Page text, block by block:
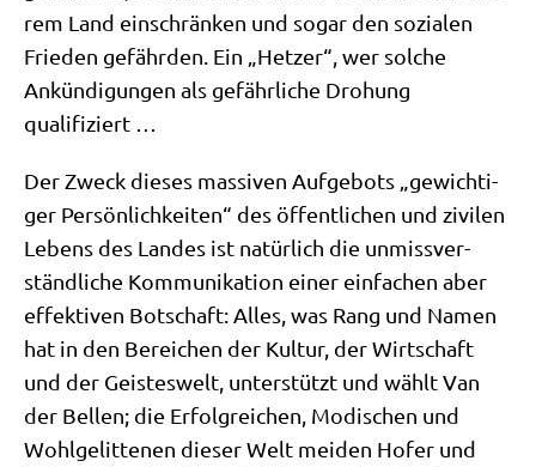
rem Land ein­schrän­ken und sogar den sozia­len
Frie­den gefähr­den. Ein „Het­zer“, wer sol­che
Ankün­di­gun­gen als gefähr­li­che Dro­hung
qualifiziert …
Der Zweck die­ses mas­si­ven Auf­ge­bots „gewich­ti­
ger Per­sön­lich­kei­ten“ des öffent­li­chen und zivi­len
Lebens des Lan­des ist natür­lich die unmiss­ver­
ständ­li­che Kom­mu­ni­ka­ti­on einer ein­fa­chen aber
effek­ti­ven Bot­schaft: Alles, was Rang und Namen
hat in den Berei­chen der Kul­tur, der Wirt­schaft
und der Gei­stes­welt, unter­stützt und wählt Van
der Bel­len; die Erfolg­rei­chen, Modi­schen und
Wohl­ge­lit­te­nen die­ser Welt mei­den Hofer und